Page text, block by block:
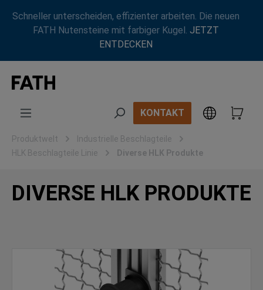
Zum Hauptinhalt springen
Schneller unterscheiden, effizienter arbeiten. Die neuen
FATH Nutensteine mit farbiger Kugel. JETZT
ENTDECKEN
KONTAKT
Produktwelt
Industrielle Beschlagteile
HLK Beschlagteile Linie
Diverse HLK Produkte
DIVERSE HLK PRODUKTE